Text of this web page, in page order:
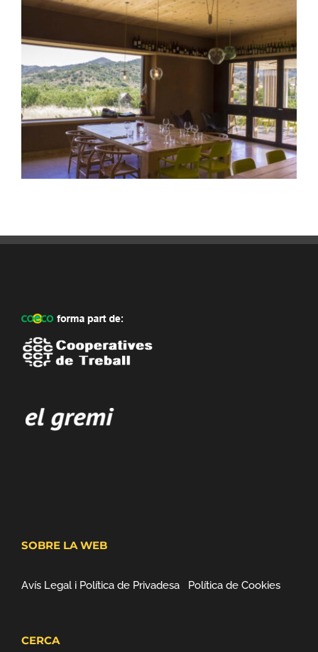
SOBRE LA WEB
Avís Legal i Política de Privadesa Política de Cookies
CERCA